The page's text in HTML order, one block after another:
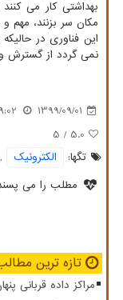
بهداشتی کار می
مکان سر بزنند، مهم
این فناوری در
نمی گردد از گسترش و
1399/09/01
5.0
/ 5
تگها:
الكترونیك ,
مطلب را می
تازه ترین
مراکز داده قربانی